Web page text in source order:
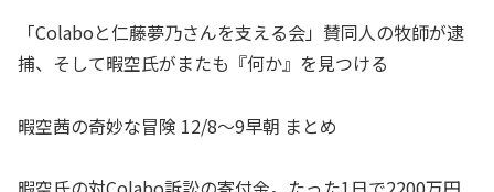
「Colaboと仁藤夢乃さんを支える会」賛同人の牧師が逮
捕、そして暇空氏がまたも『何か』を見つける
暇空茜の奇妙な冒険 12/8～9早朝 まとめ